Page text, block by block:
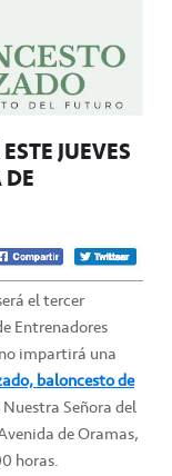
JUEVES
el tercer
Entrenadores
impartirá una
baloncesto de
Señora del
de Oramas,
horas.